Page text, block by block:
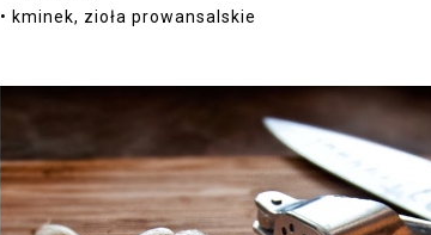
• kminek, zioła prowansalskie